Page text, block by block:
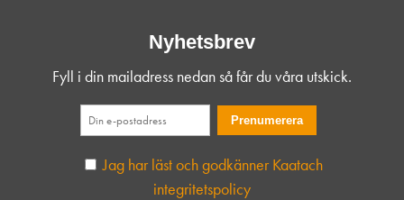
Nyhetsbrev
Fyll i din mailadress nedan så får du våra utskick.
Jag har läst och godkänner Kaatach
integritetspolicy